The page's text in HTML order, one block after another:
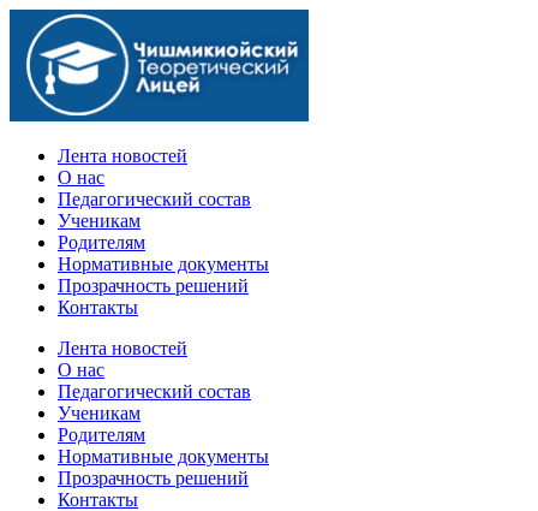
Официальный сайт учебного заведения
Лента новостей
О нас
Педагогический состав
Ученикам
Родителям
Нормативные документы
Прозрачность решений
Контакты
Лента новостей
О нас
Педагогический состав
Ученикам
Родителям
Нормативные документы
Прозрачность решений
Контакты